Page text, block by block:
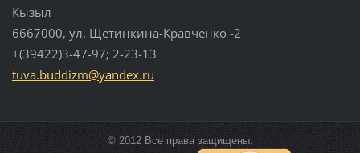
Кызыл
6667000, ул. Щетинкина-Кравченко -2
+(39422)3-47-97; 2-23-13
tuva.buddizm@yandex.ru
© 2012 Все права защищены.